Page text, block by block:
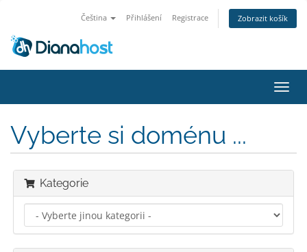
Čeština Přihlášení Registrace Zobrazit košík
Vyberte si doménu ...
Kategorie